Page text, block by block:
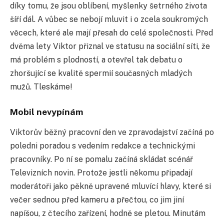
díky tomu, že jsou oblíbení, myšlenky šetrného života
šíří dál. A vůbec se nebojí mluvit i o zcela soukromých
věcech, které ale mají přesah do celé společnosti. Před
dvěma lety Viktor přiznal ve statusu na sociální síti, že
má problém s plodností, a otevřel tak debatu o
zhoršující se kvalitě spermií současných mladých
mužů. Tleskáme!
Mobil nevypínám
Viktorův běžný pracovní den ve zpravodajství začíná po
poledni poradou s vedením redakce a technickými
pracovníky. Po ní se pomalu začíná skládat scénář
Televizních novin. Protože jestli někomu připadají
moderátoři jako pěkně upravené mluvící hlavy, které si
večer sednou před kameru a přečtou, co jim jiní
napíšou, z čtecího zařízení, hodně se pletou. Minutám